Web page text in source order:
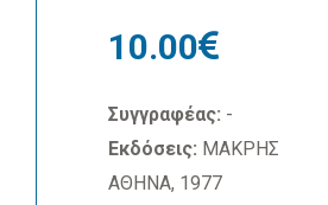
10.00
Συγγραφέας: -
Εκδόσεις: ΜΑΚΡΗΣ
ΑΘΗΝΑ, 1977